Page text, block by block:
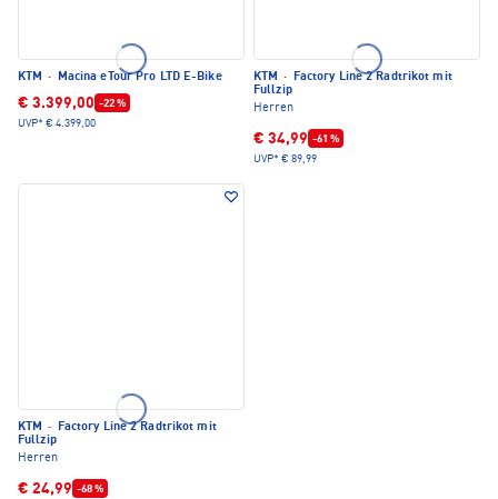
KTM · Macina eTour Pro LTD E-Bike
€ 3.399,00 -22 %
UVP* € 4.399,00
KTM ·
Factory Line 2 Radtrikot mit
Fullzip
Herren
€ 34,99 -61 %
UVP* € 89,99
KTM ·
Factory Line 2 Radtrikot mit
Fullzip
Herren
€ 24,99 -68 %